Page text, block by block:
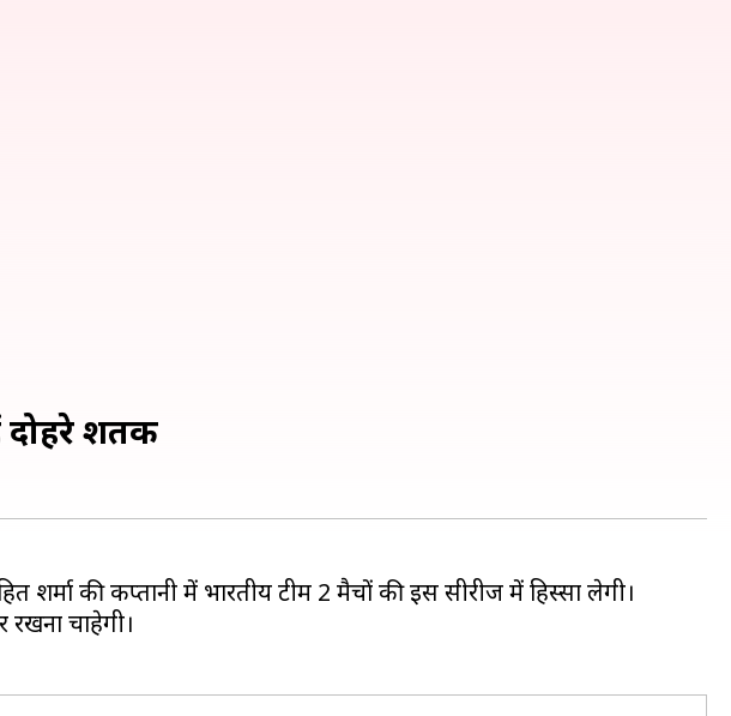
दोहरे शतक
की कप्तानी में भारतीय टीम 2 मैचों की इस सीरीज में हिस्सा लेगी।
चाहेगी।